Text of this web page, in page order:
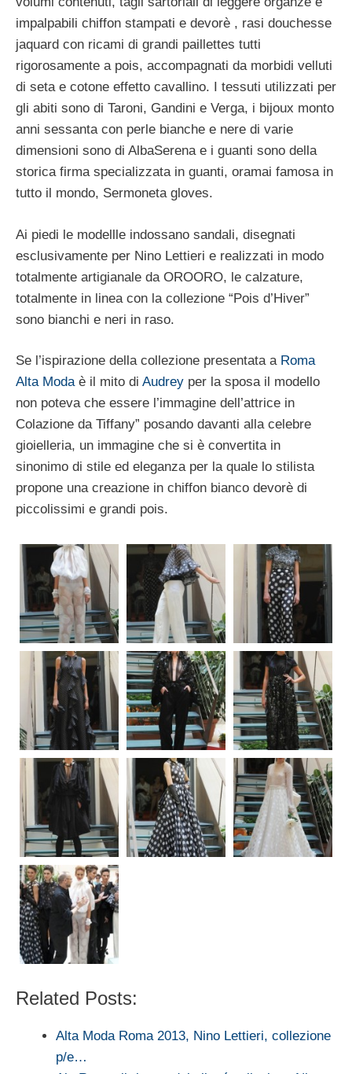
impalpabili chiffon stampati e devorè , rasi douchesse
jaquard con ricami di grandi paillettes tutti
rigorosamente a pois, accompagnati da morbidi velluti
di seta e cotone effetto cavallino. I tessuti utilizzati per
gli abiti sono di Taroni, Gandini e Verga, i bijoux monto
anni sessanta con perle bianche e nere di varie
dimensioni sono di AlbaSerena e i guanti sono della
storica firma specializzata in guanti, oramai famosa in
tutto il mondo, Sermoneta gloves.
Ai piedi le modellle indossano sandali, disegnati
esclusivamente per Nino Lettieri e realizzati in modo
totalmente artigianale da OROORO, le calzature,
totalmente in linea con la collezione “Pois d’Hiver”
sono bianchi e neri in raso.
Se l’ispirazione della collezione presentata a Roma
Alta Modaè il mito di Audrey per la sposa il modello
non poteva che essere l’immagine dell’attrice in
Colazione da Tiffany” posando davanti alla celebre
gioielleria, un immagine che si è convertita in
sinonimo di stile ed eleganza per la quale lo stilista
propone una creazione in chiffon bianco devorè di
piccolissimi e grandi pois.
Related Posts:
Alta Moda Roma 2013, Nino Lettieri, collezione
p/e…